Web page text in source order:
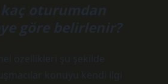
oturumdan
göre belirlenir?
özellikleri şu şekilde
konuyu kendi ilgi